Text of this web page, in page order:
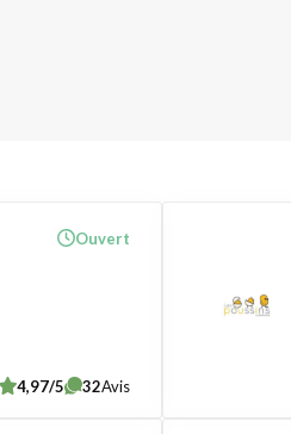
Ouvert
4,97/5 32Avis